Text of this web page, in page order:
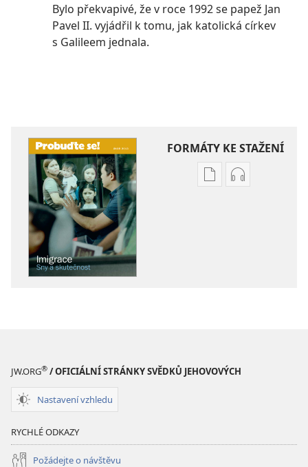
Bylo překvapivé, že v roce 1992 se papež Jan
Pavel II. vyjádřil k tomu, jak katolická církev
s Galileem jednala.
FORMÁTY KE STAŽENÍ
FormátyFormáty
JW.ORG® / OFICIÁLNÍ STRÁNKY SVĚDKŮ JEHOVOVÝCH
Nastavení vzhledu
RYCHLÉ ODKAZY
Požádejte o návštěvu